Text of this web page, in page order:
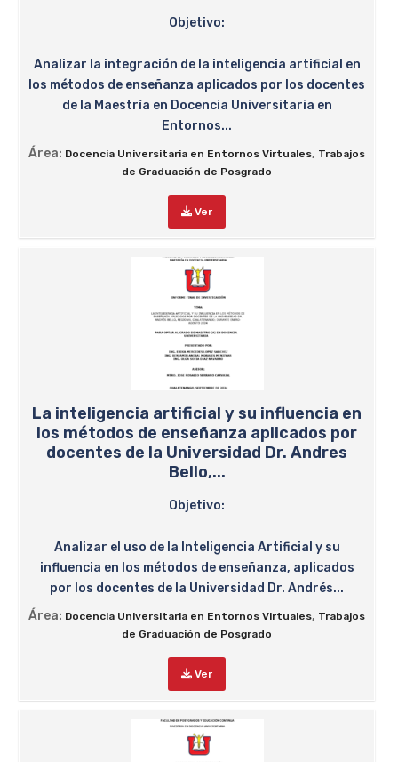
Objetivo:
Analizar la integración de la inteligencia artificial en
los métodos de enseñanza aplicados por los docentes
de la Maestría en Docencia Universitaria en
Entornos...
Área: Docencia Universitaria en Entornos Virtuales, Trabajos
de Graduación de Posgrado
Ver
La inteligencia artificial y su influencia en
los métodos de enseñanza aplicados por
docentes de la Universidad Dr. Andres
Bello,...
Objetivo:
Analizar el uso de la Inteligencia Artificial y su
influencia en los métodos de enseñanza, aplicados
por los docentes de la Universidad Dr. Andrés...
Área: Docencia Universitaria en Entornos Virtuales, Trabajos
de Graduación de Posgrado
Ver